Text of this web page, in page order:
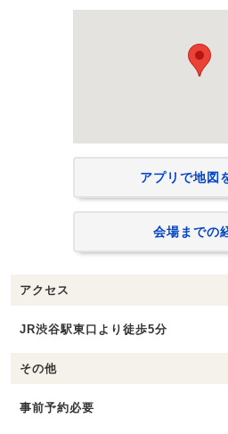
アプリで地図
会場までの
アクセス
JR渋谷駅東口より徒歩5分
その他
事前予約必要